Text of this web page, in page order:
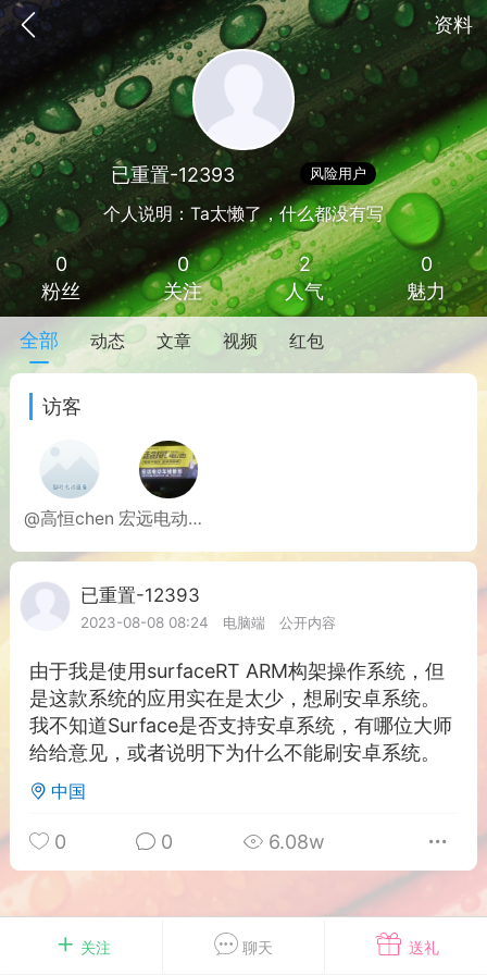
资料
手机
游戏
问答 闲谈 官方
任务 排行 历史
网络
VIP 7
Laptop Go 2镜像
网盘下载
Laptop Go 2 i5/8/128 – Windows
关注 聊天 送礼
已重置-12393 Lv 1 风险用户
个人说明：Ta太懒了，什么都没有写
0
粉丝
0
关注
2
人气
0
魅力
全部 动态 文章 视频 红包
访客
@高恒chen 宏远电动车维修15581
已重置-12393
2023-08-08 08:24
电脑端 公开内容
由于我是使用surfaceRT ARM构架操作系统，但
是这款系统的应用实在是太少，想刷安卓系统。
我不知道Surface是否支持安卓系统，有哪位大师
给给意见，或者说明下为什么不能刷安卓系统。
中国
0 0 6.08w